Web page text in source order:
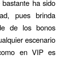
ha sido
pues brinda
de los bonos
escenario
en VIP es